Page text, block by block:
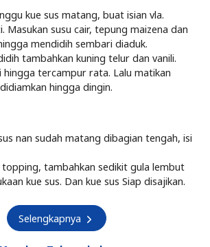
kue sus matang, buat isian vla.
Masukan susu cair, tepung maizena dan
mendidih sembari diaduk.
tambahkan kuning telur dan vanili.
hingga tercampur rata. Lalu matikan
hingga dingin.
nan sudah matang dibagian tengah, isi
topping, tambahkan sedikit gula lembut
kue sus. Dan kue sus Siap disajikan.
Selengkapnya